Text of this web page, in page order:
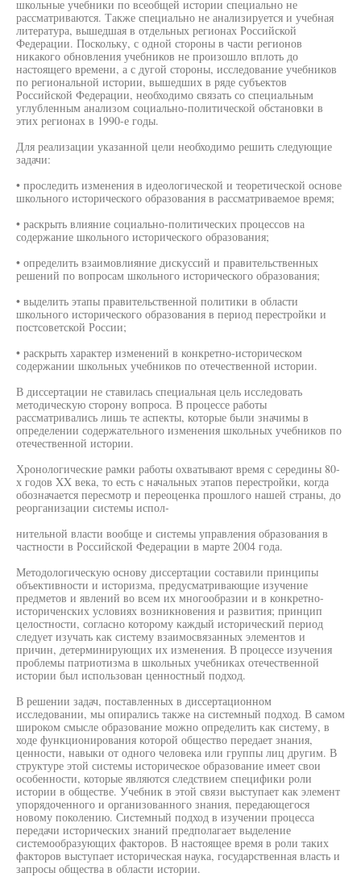
школьные учебники по всеобщей истории специально не
рассматриваются. Также специально не анализируется и учебная
литература, вышедшая в отдельных регионах Российской
Федерации. Поскольку, с одной стороны в части регионов
никакого обновления учебников не произошло вплоть до
настоящего времени, а с дугой стороны, исследование учебников
по региональной истории, вышедших в ряде субъектов
Российской Федерации, необходимо связать со специальным
углубленным анализом социально-политической обстановки в
этих регионах в 1990-е годы.
Для реализации указанной цели необходимо решить следующие
задачи:
• проследить изменения в идеологической и теоретической основе
школьного исторического образования в рассматриваемое время;
• раскрыть влияние социально-политических процессов на
содержание школьного исторического образования;
• определить взаимовлияние дискуссий и правительственных
решений по вопросам школьного исторического образования;
• выделить этапы правительственной политики в области
школьного исторического образования в период перестройки и
постсоветской России;
• раскрыть характер изменений в конкретно-историческом
содержании школьных учебников по отечественной истории.
В диссертации не ставилась специальная цель исследовать
методическую сторону вопроса. В процессе работы
рассматривались лишь те аспекты, которые были значимы в
определении содержательного изменения школьных учебников по
отечественной истории.
Хронологические рамки работы охватывают время с середины 80-
х годов XX века, то есть с начальных этапов перестройки, когда
обозначается пересмотр и переоценка прошлого нашей страны, до
реорганизации системы испол-
нительной власти вообще и системы управления образования в
частности в Российской Федерации в марте 2004 года.
Методологическую основу диссертации составили принципы
объективности и историзма, предусматривающие изучение
предметов и явлений во всем их многообразии и в конкретно-
историченских условиях возникновения и развития; принцип
целостности, согласно которому каждый исторический период
следует изучать как систему взаимосвязанных элементов и
причин, детерминирующих их изменения. В процессе изучения
проблемы патриотизма в школьных учебниках отечественной
истории был использован ценностный подход.
В решении задач, поставленных в диссертационном
исследовании, мы опирались также на системный подход. В самом
широком смысле образование можно определить как систему, в
ходе функционирования которой общество передает знания,
ценности, навыки от одного человека или группы лиц другим. В
структуре этой системы историческое образование имеет свои
особенности, которые являются следствием специфики роли
истории в обществе. Учебник в этой связи выступает как элемент
упорядоченного и организованного знания, передающегося
новому поколению. Системный подход в изучении процесса
передачи исторических знаний предполагает выделение
системообразующих факторов. В настоящее время в роли таких
факторов выступает историческая наука, государственная власть и
запросы общества в области истории.